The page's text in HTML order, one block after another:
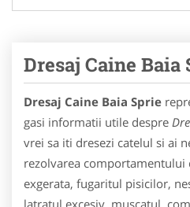
Dresaj Caine Baia
Dresaj Caine Baia Sprie
gasi informatii utile despre
vrei sa iti dresezi catelul si ai
rezolvarea comportamentului
exgerata, fugaritul pisicilor,
latratul excesiv, muscatul,